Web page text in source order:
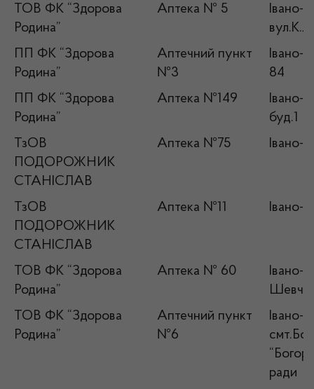
ТОВ ФК “Здорова
Родина”
Аптека № 5
Івано-
ПП ФК “Здорова
Родина”
Аптечний пункт
№3
Івано-
84
ПП ФК “Здорова
Родина”
Аптека №149
Івано-
буд.1
ТзОВ
ПОДОРОЖНИК
СТАНІСЛАВ
Аптека №75 Івано-
ТзОВ
ПОДОРОЖНИК
СТАНІСЛАВ
Аптека №11 Івано-
ТОВ ФК “Здорова
Родина”
Аптека № 60
Івано-
ТОВ ФК “Здорова
Родина”
Аптечний пункт
№6
Івано-
ради